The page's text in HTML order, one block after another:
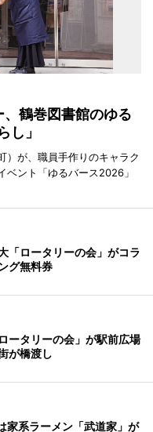
鶴巻図書館のゆる
し」
）が、職員手作りのキャラク
ベント「ゆるバース2026」
「ロータリーの会」がコラ
グ無料券
ータリーの会」が駅前広場
が橋渡し
家系ラーメン「武道家」が